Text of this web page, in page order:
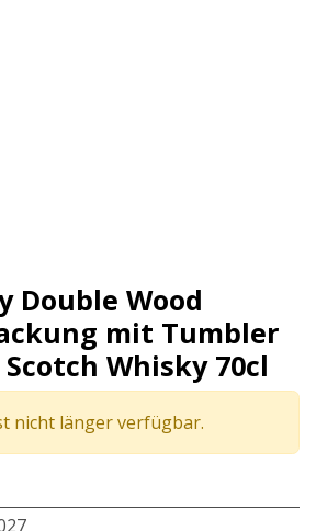
Double Wood
mit Tumbler
Whisky 70cl
nicht länger verfügbar.